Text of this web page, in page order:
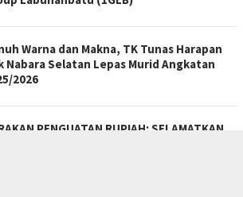
Warna dan Makna, TK Tunas Harapan
Nabara Selatan Lepas Murid Angkatan
2026
PENGUATAN RUPIAH: SELAMATKAN